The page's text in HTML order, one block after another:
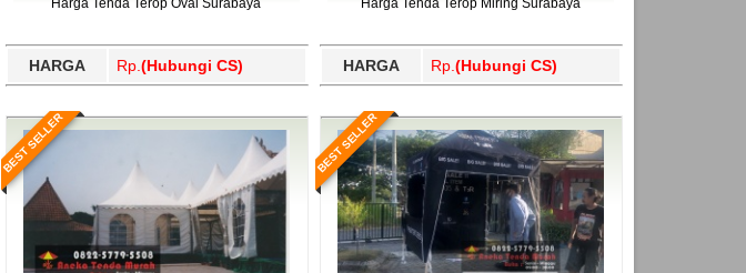
HARGA Rp. (Hubungi CS) HARGA Rp. (Hubungi CS)
BEST SELLER BEST SELLER